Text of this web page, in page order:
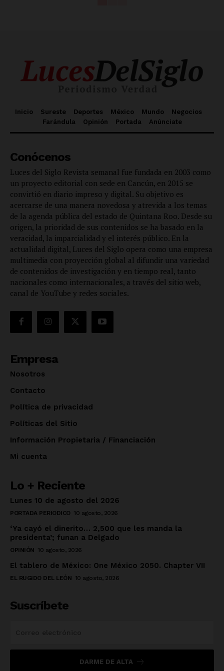
Inicio Sureste Deportes México Mundo
Negocios
Farándula
Opinión Portada Anúnciate
Conócenos
Luces del Siglo Revista semanal fue fundada en 2003 como
un proyecto editorial con sede en Cancún, en 2015 se
convirtió en diario impreso y digital. Su objetivo es
acercarse de una manera novedosa y atrevida a los temas
de la agenda pública del estado de Quintana Roo. Desde su
origen, la prioridad de sus contenidos se ha basado en la
veracidad, la imparcialidad y el interés público. En la
actualidad digital, Luces del Siglo opera como una empresa
multimedia con proyección global al difundir una variedad
de contenidos de investigación y en tiempo real, tanto
nacionales como internacionales, a través del sitio web,
canal de YouTube y redes sociales.
Empresa
Nosotros
Contacto
Política de privacidad
Políticas del Sitio
Información Propietaria / Financiación
Mi cuenta
Lo + Reciente
Lunes 10 de agosto del 2026
PORTADA PERIODICO 10 agosto, 2026
‘Ya cayó el dinerito… 2,500 que les manda la
presidenta’; funan a Delgado
OPINIÓN 10 agosto, 2026
El tablero de México: One México 2050. Chapter VII
EL RUGIDO DEL LEÓN 10 agosto, 2026
Suscríbete
DARME DE ALTA